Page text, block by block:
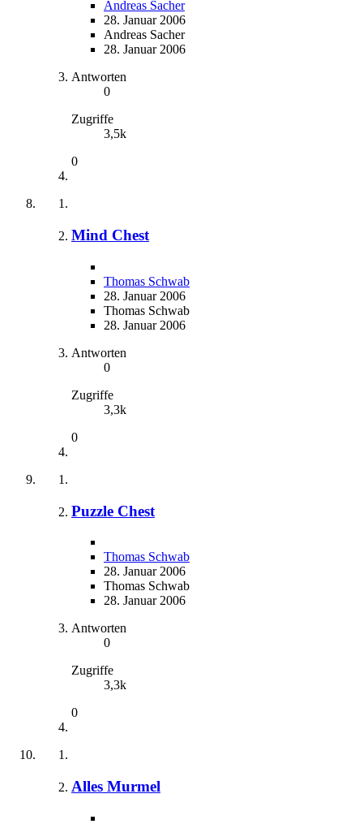
Andreas Sacher
28. Januar 2006
Andreas Sacher
28. Januar 2006
Antworten
0
Zugriffe
3,5k
0
Mind Chest
Thomas Schwab
28. Januar 2006
Thomas Schwab
28. Januar 2006
Antworten
0
Zugriffe
3,3k
0
Puzzle Chest
Thomas Schwab
28. Januar 2006
Thomas Schwab
28. Januar 2006
Antworten
0
Zugriffe
3,3k
0
Alles Murmel